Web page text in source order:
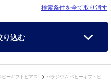
検索条件を全て取り消す
り込む
ビーギフトピアス
パラジウム ベビーギフトピ